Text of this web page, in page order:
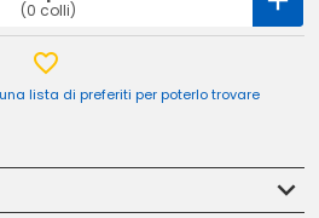
(0 colli)
lista di preferiti per poterlo trovare